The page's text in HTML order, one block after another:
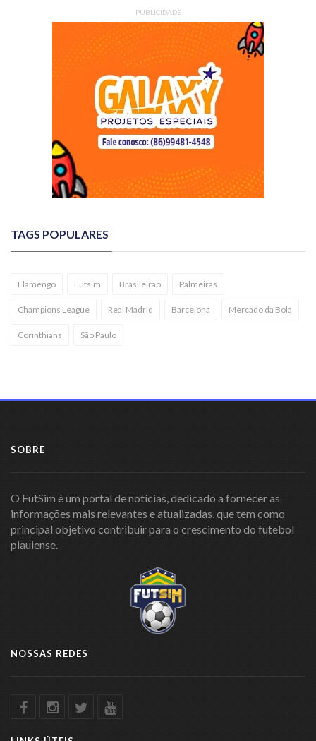
PUBLICIDADE
TAGS POPULARES
Flamengo Futsim Brasileirão Palmeiras
Champions League Real Madrid Barcelona Mercado da Bola
Corinthians São Paulo
SOBRE
O FutSim é um portal de notícias, dedicado a fornecer as
informações mais relevantes e atualizadas, que tem como
principal objetivo contribuir para o crescimento do futebol
piauiense.
NOSSAS REDES